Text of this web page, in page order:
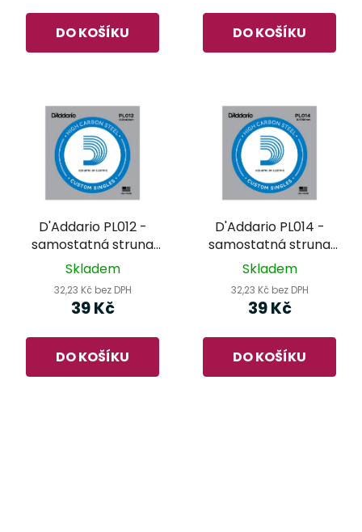
DO KOŠÍKU DO KOŠÍKU
D'Addario PL012 -
samostatná struna
pro kytaru
Skladem
32,23 Kč bez DPH
39 Kč
DO KOŠÍKU
D'Addario PL014 -
samostatná struna
pro kytaru
Skladem
32,23 Kč bez DPH
39 Kč
DO KOŠÍKU